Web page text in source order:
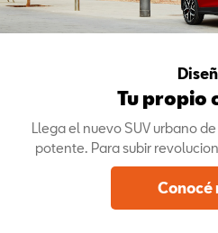
Tu propio
Llega el nuevo SUV urbano
potente. Para subir
Conocé